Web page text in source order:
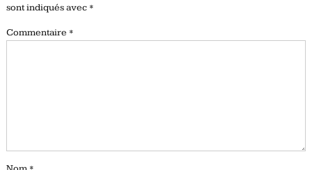
sont indiqués avec *
Commentaire *